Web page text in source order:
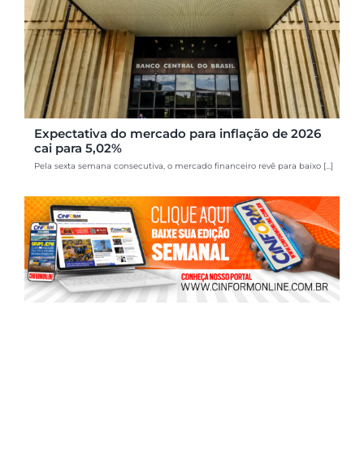
Expectativa do mercado para inflação de 2026
cai para 5,02%
Pela sexta semana consecutiva, o mercado financeiro revê para baixo [...]